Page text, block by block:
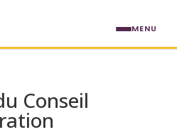
Conseil
MENU